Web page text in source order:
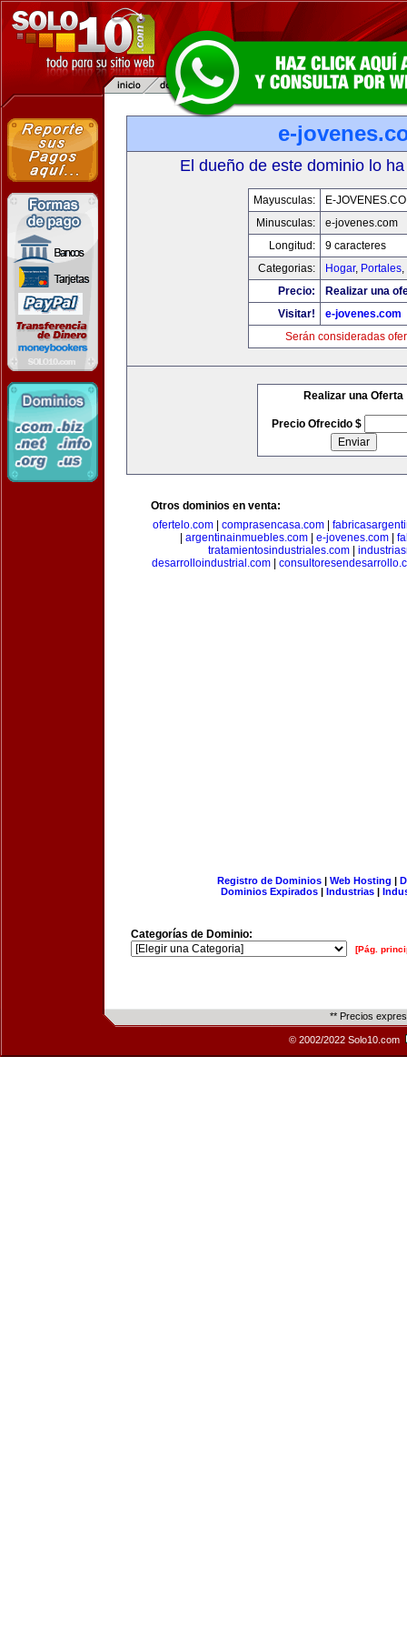
e-
El dueño de este dominio lo
Mayusculas:
E-
Minusculas:
e-jovenes.com
Longitud:
9 caracteres
Categorias:
Hogar, Portales,
Precio:
Realizar una
Visitar!
e-jovenes.com
Serán consideradas
Realizar una Oferta
Precio Ofrecido $
Otros dominios en venta:
ofertelo.com| comprasencasa.com|
argentinainmuebles.com| e-jovenes.com|
tratamientosindustriales.com
desarrolloindustrial.com|
Registro de Dominios| Web Hosting |
Dominios Expirados | Industrias |
Categorías de Dominio:
[Pág.
** Precios
© 2002/2022 Solo10.com